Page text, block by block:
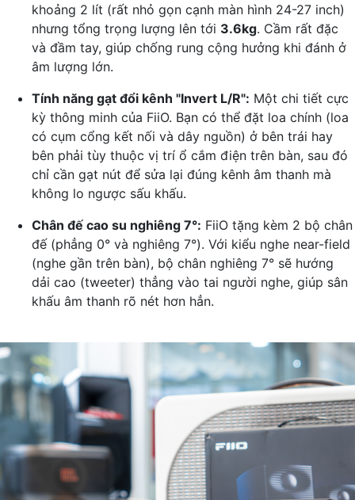
khoảng 2 lít (rất nhỏ gọn cạnh màn hình 24-27 inch)
nhưng tổng trọng lượng lên tới 3.6kg. Cầm rất đặc
và đầm tay, giúp chống rung cộng hưởng khi đánh ở
âm lượng lớn.
Tính năng gạt đổi kênh "Invert L/R": Một chi tiết cực
kỳ thông minh của FiiO. Bạn có thể đặt loa chính (loa
có cụm cổng kết nối và dây nguồn) ở bên trái hay
bên phải tùy thuộc vị trí ổ cắm điện trên bàn, sau đó
chỉ cần gạt nút để sửa lại đúng kênh âm thanh mà
không lo ngược sấu khấu.
Chân đế cao su nghiêng 7°: FiiO tặng kèm 2 bộ chân
đế (phẳng 0° và nghiêng 7°). Với kiểu nghe near-field
(nghe gần trên bàn), bộ chân nghiêng 7° sẽ hướng
dải cao (tweeter) thẳng vào tai người nghe, giúp sân
khấu âm thanh rõ nét hơn hẳn.